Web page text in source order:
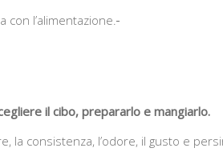
con l’alimentazione.
il cibo, prepararlo e mangiarlo.
la consistenza, l’odore, il gusto e